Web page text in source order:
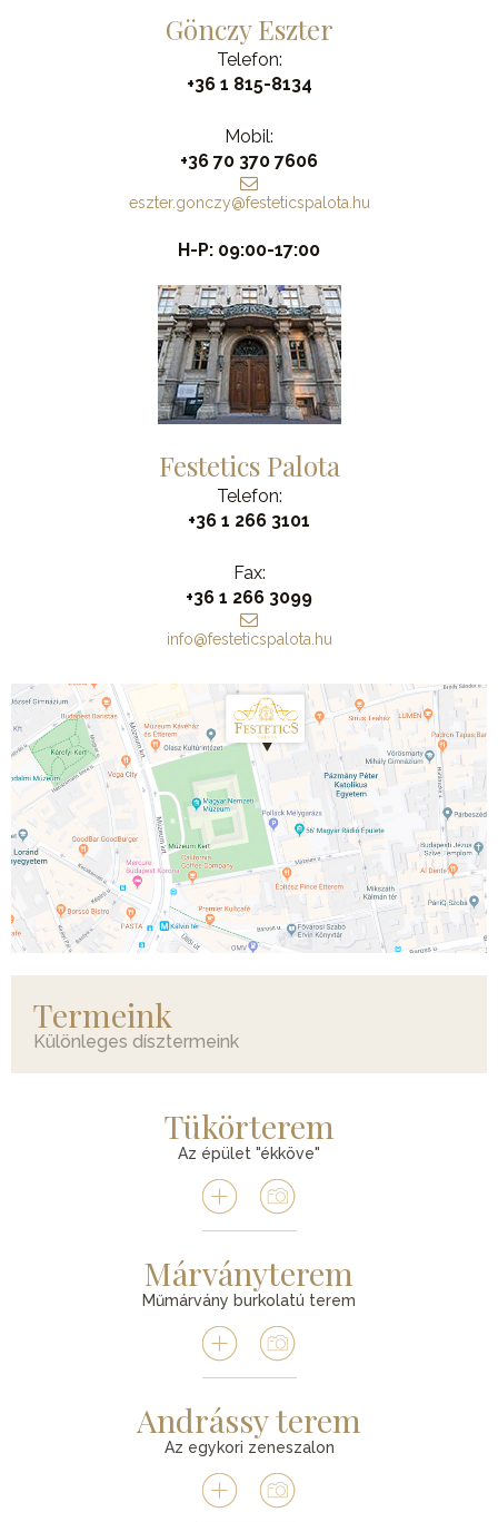
Gönczy Eszter
Telefon:
+36 1 815-8134
Mobil:
+36 70 370 7606
eszter.gonczy@festeticspalota.hu
H-P: 09:00-17:00
Festetics Palota
Telefon:
+36 1 266 3101
Fax:
+36 1 266 3099
info@festeticspalota.hu
Termeink
Különleges dísztermeink
Tükörterem
Az épület "ékköve"
Márványterem
Műmárvány burkolatú terem
Andrássy terem
Az egykori zeneszalon